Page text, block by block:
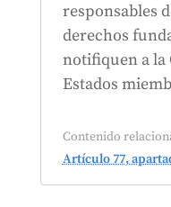
responsables
derechos
notifiquen a la
Estados
Contenido
Artículo 77,